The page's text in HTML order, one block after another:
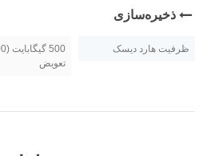
ذخیره‌سازی
ظرفیت هارد دیسک
تعویض